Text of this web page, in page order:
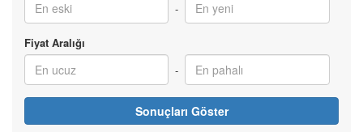
-
Fiyat Aralığı
-